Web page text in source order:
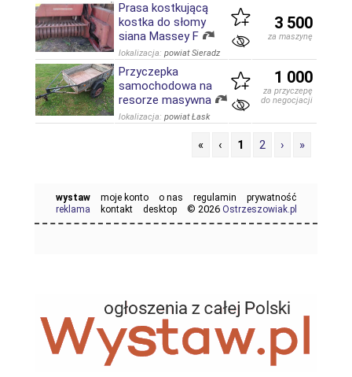
Prasa kostkującą
kostka do słomy
siana Massey F
lokalizacja: powiat Sieradz
3 500
za maszynę
Przyczepka
samochodowa na
resorze masywna
lokalizacja: powiat Łask
1 000
za przyczepę
do negocjacji
« ‹ 1 2 › »
wystaw moje konto o nas regulamin
prywatność
reklama
kontakt desktop © 2026 Ostrzeszowiak.pl